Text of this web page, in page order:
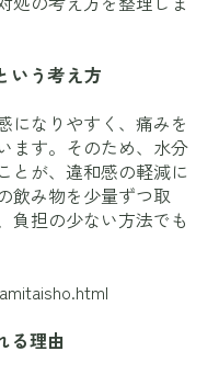
いう考え方
になりやすく、痛みを
ます。そのため、水分
とが、違和感の軽減に
飲み物を少量ずつ取
負担の少ない方法でも
る理由